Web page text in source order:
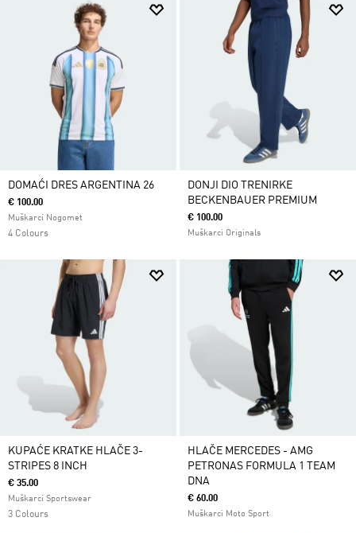
DOMAĆI DRES ARGENTINA 26
€ 100.00
Muškarci Nogomet
4 Colours
DONJI DIO TRENIRKE
BECKENBAUER PREMIUM
€ 100.00
Muškarci Originals
KUPAĆE KRATKE HLAČE 3-
STRIPES 8 INCH
€ 35.00
Muškarci Sportswear
3 Colours
HLAČE MERCEDES - AMG
PETRONAS FORMULA 1 TEAM
DNA
€ 60.00
Muškarci Moto Sport